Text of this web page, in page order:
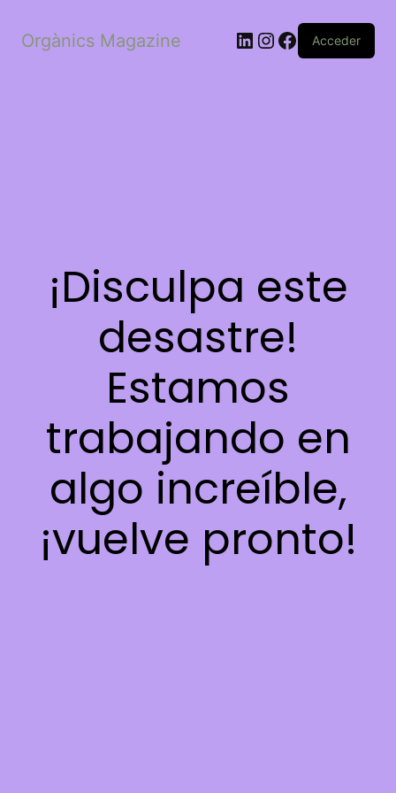
Orgànics Magazine LinkedIn
Instagram
Facebook
Acceder
¡Disculpa este
desastre!
Estamos
trabajando en
algo increíble,
¡vuelve pronto!